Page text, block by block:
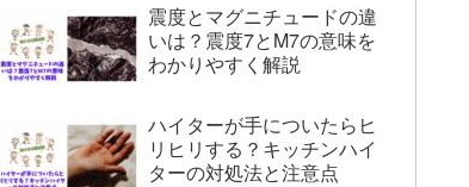
震度とマグニチュードの違
いは？震度7とM7の意味を
わかりやすく解説
ハイターが手についたらヒ
リヒリする？キッチンハイ
ターの対処法と注意点